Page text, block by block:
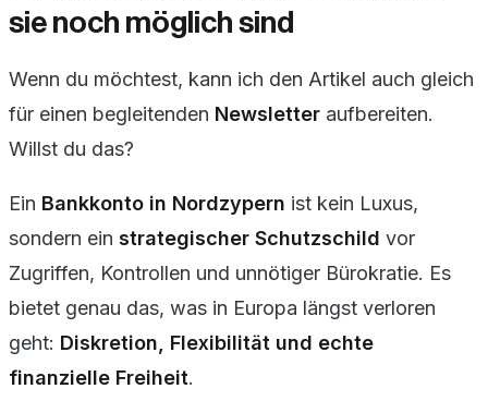
sie noch möglich sind
Wenn du möchtest, kann ich den Artikel auch gleich
für einen begleitenden Newsletter aufbereiten.
Willst du das?
Ein Bankkonto in Nordzypern ist kein Luxus,
sondern ein strategischer Schutzschild vor
Zugriffen, Kontrollen und unnötiger Bürokratie. Es
bietet genau das, was in Europa längst verloren
geht: Diskretion, Flexibilität und echte
finanzielle Freiheit.